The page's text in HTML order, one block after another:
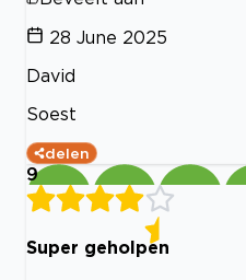
28 June 2025
David
Soest
delen
9
Super geholpen